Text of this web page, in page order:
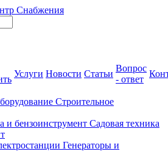
Услуги Новости Статьи
Вопрос
- ответ
Строительное
Садовая техника
Генераторы и